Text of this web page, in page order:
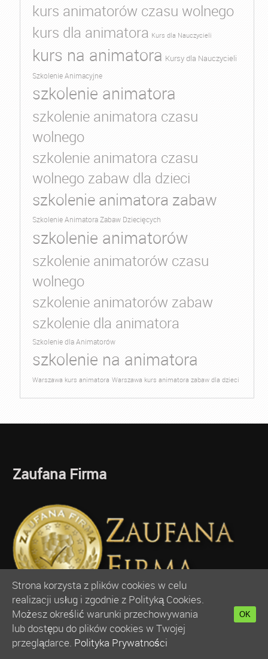
kurs animatorów czasu wolnego
kurs dla animatora Kurs dla Nauczycieli
kurs na animatora Kursy dla Nauczycieli
Szkolenie Animacyjne
szkolenie animatora
szkolenie animatora czasu
wolnego
szkolenie animatora czasu
wolnego zabaw dla dzieci
szkolenie animatora zabaw
Szkolenie Animatora Zabaw Dziecięcych
szkolenie animatorów
szkolenie animatorów czasu
wolnego
szkolenie animatorów zabaw
szkolenie dla animatora
Szkolenie dla Animatorów
szkolenie na animatora
Warszawa kurs animatora Warszawa kurs animatora zabaw dla dzieci
Zaufana Firma
Organizator Profesjonalnych Kursów Animatora -
Akademia Animatora otrzymała prestiżowe godło
ZAUFANA FIRMA ®Serdecznie dziękujemy za
Strona korzysta z plików cookies w celu
realizacji usług i zgodnie z Polityką Cookies.
Możesz określić warunki przechowywania
lub dostępu do plików cookies w Twojej
przeglądarce. Polityka Prywatności
OK